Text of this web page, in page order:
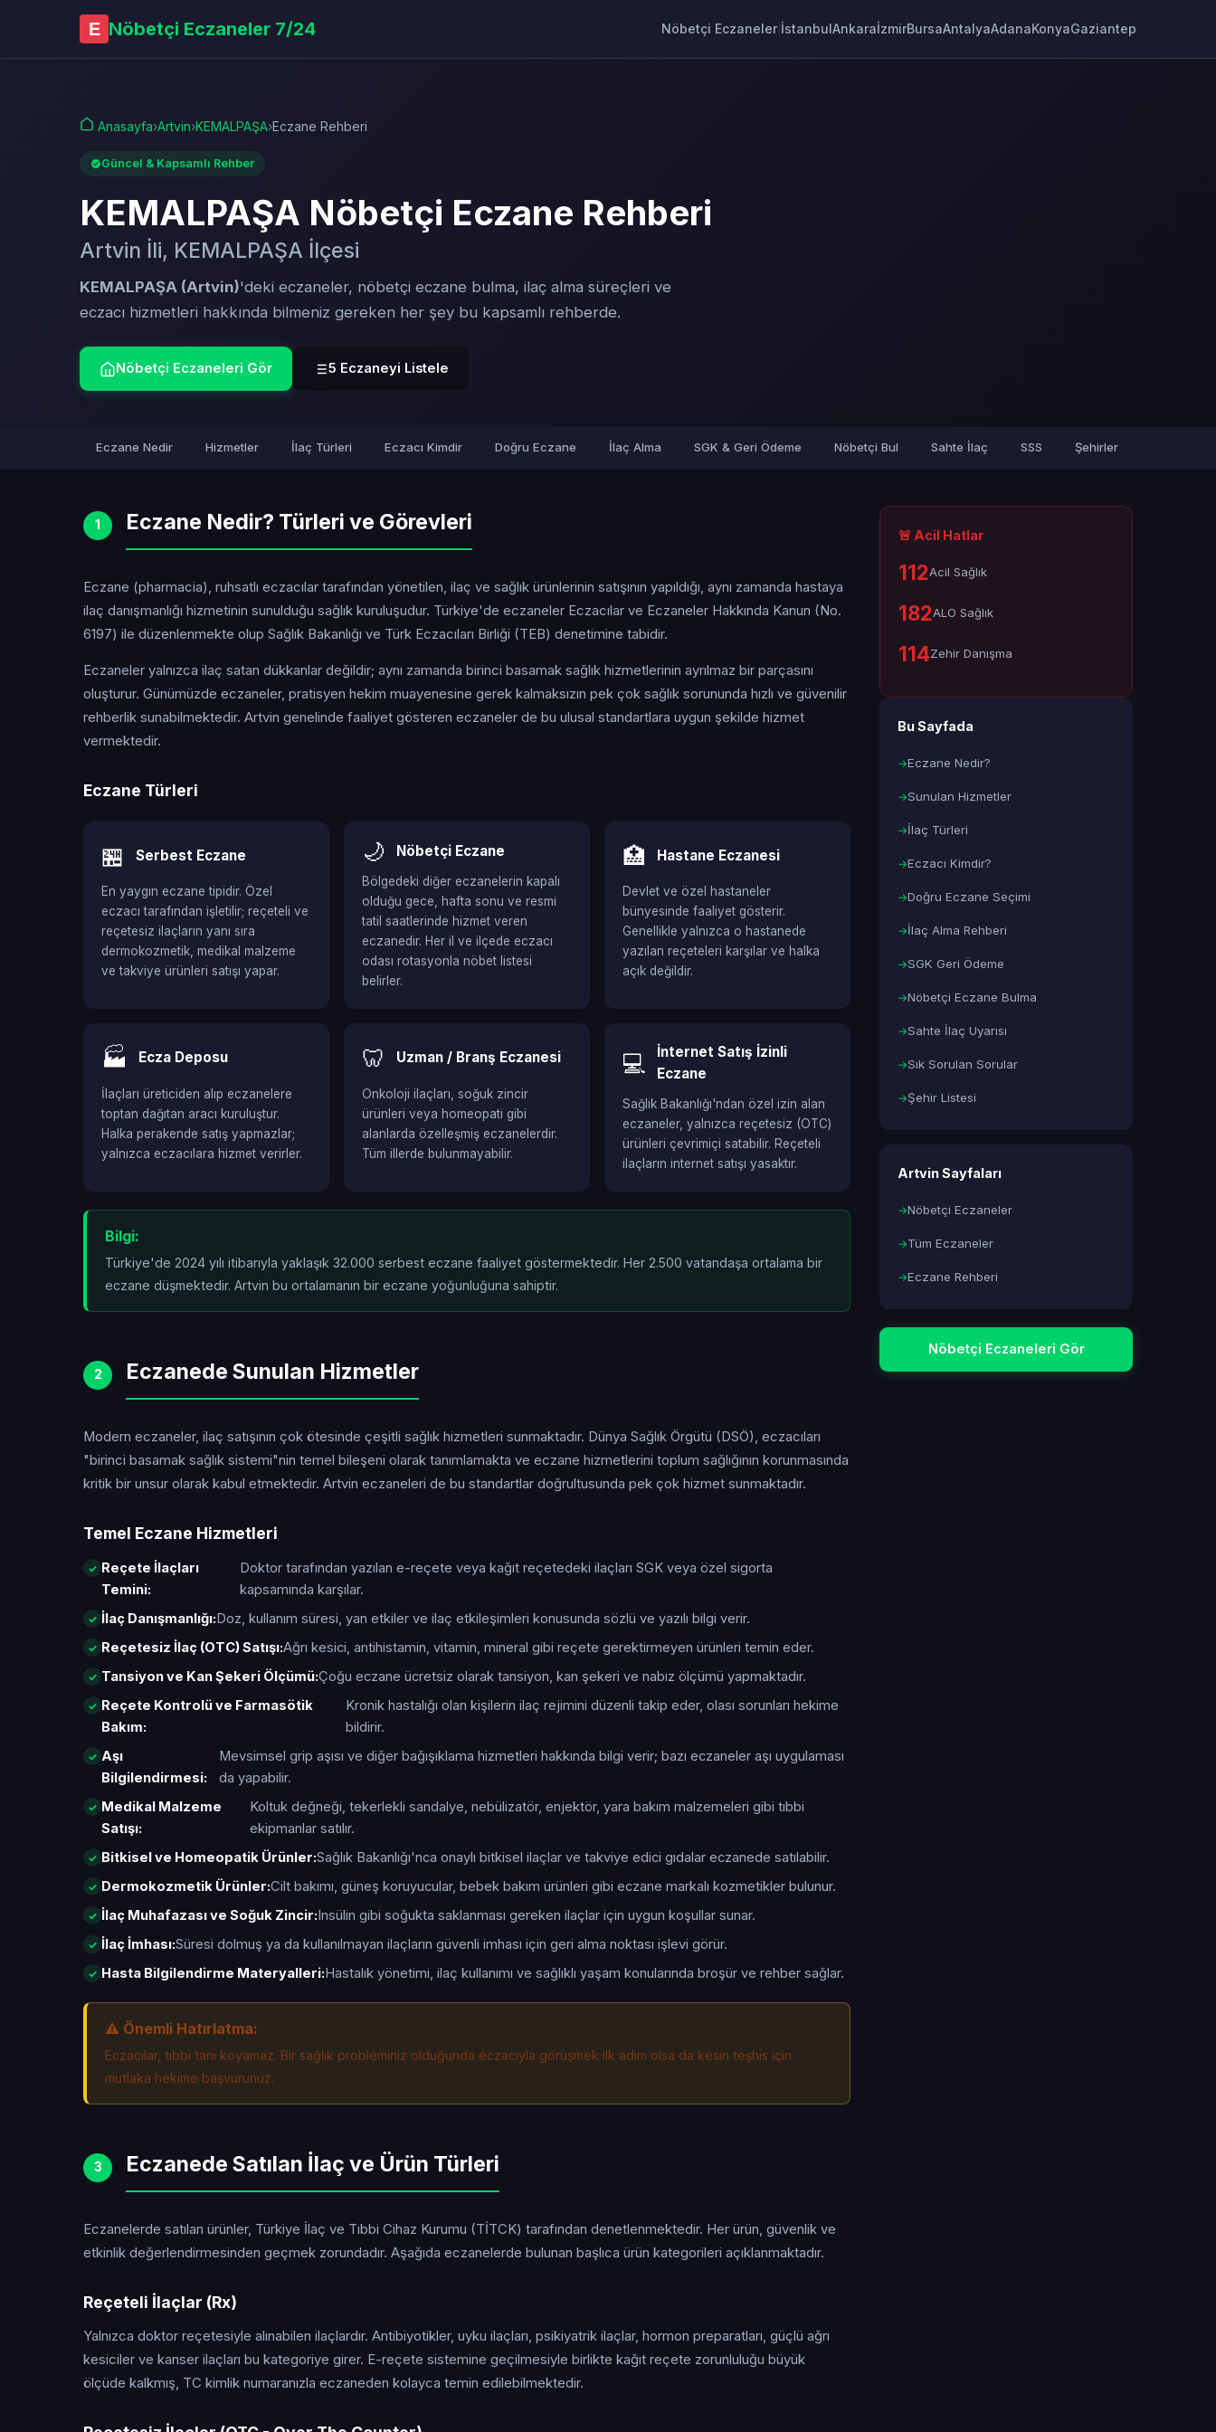
E Nöbetçi Eczaneler 7/24 Nöbetçi Eczaneler İstanbulAnkaraİzmirBursaAntalyaAdanaKonyaGaziantep
Anasayfa›Artvin›KEMALPAŞA›Eczane Rehberi
Güncel & Kapsamlı Rehber
KEMALPAŞA Nöbetçi Eczane Rehberi
Artvin İli, KEMALPAŞA İlçesi
KEMALPAŞA (Artvin)'deki eczaneler, nöbetçi eczane bulma, ilaç alma süreçleri ve
eczacı hizmetleri hakkında bilmeniz gereken her şey bu kapsamlı rehberde.
Nöbetçi Eczaneleri Gör 5 Eczaneyi Listele
Eczane Nedir Hizmetler İlaç Türleri Eczacı Kimdir Doğru Eczane İlaç Alma SGK & Geri Ödeme Nöbetçi Bul Sahte İlaç SSS Şehirler
1 Eczane Nedir? Türleri ve Görevleri
Eczane (pharmacia), ruhsatlı eczacılar tarafından yönetilen, ilaç ve sağlık ürünlerinin satışının yapıldığı, aynı zamanda hastaya
ilaç danışmanlığı hizmetinin sunulduğu sağlık kuruluşudur. Türkiye'de eczaneler Eczacılar ve Eczaneler Hakkında Kanun (No.
6197) ile düzenlenmekte olup Sağlık Bakanlığı ve Türk Eczacıları Birliği (TEB) denetimine tabidir.
Eczaneler yalnızca ilaç satan dükkanlar değildir; aynı zamanda birinci basamak sağlık hizmetlerinin ayrılmaz bir parçasını
oluşturur. Günümüzde eczaneler, pratisyen hekim muayenesine gerek kalmaksızın pek çok sağlık sorununda hızlı ve güvenilir
rehberlik sunabilmektedir. Artvin genelinde faaliyet gösteren eczaneler de bu ulusal standartlara uygun şekilde hizmet
vermektedir.
Eczane Türleri
🏪 Serbest Eczane
En yaygın eczane tipidir. Özel
eczacı tarafından işletilir; reçeteli ve
reçetesiz ilaçların yanı sıra
dermokozmetik, medikal malzeme
ve takviye ürünleri satışı yapar.
🌙 Nöbetçi Eczane
Bölgedeki diğer eczanelerin kapalı
olduğu gece, hafta sonu ve resmi
tatil saatlerinde hizmet veren
eczanedir. Her il ve ilçede eczacı
odası rotasyonla nöbet listesi
belirler.
🏥 Hastane Eczanesi
Devlet ve özel hastaneler
bünyesinde faaliyet gösterir.
Genellikle yalnızca o hastanede
yazılan reçeteleri karşılar ve halka
açık değildir.
🏭 Ecza Deposu
İlaçları üreticiden alıp eczanelere
toptan dağıtan aracı kuruluştur.
Halka perakende satış yapmazlar;
yalnızca eczacılara hizmet verirler.
🦷 Uzman / Branş Eczanesi
Onkoloji ilaçları, soğuk zincir
ürünleri veya homeopati gibi
alanlarda özelleşmiş eczanelerdir.
Tüm illerde bulunmayabilir.
💻
İnternet Satış İzinli
Eczane
Sağlık Bakanlığı'ndan özel izin alan
eczaneler, yalnızca reçetesiz (OTC)
ürünleri çevrimiçi satabilir. Reçeteli
ilaçların internet satışı yasaktır.
Bilgi:
Türkiye'de 2024 yılı itibarıyla yaklaşık 32.000 serbest eczane faaliyet göstermektedir. Her 2.500 vatandaşa ortalama bir
eczane düşmektedir. Artvin bu ortalamanın bir eczane yoğunluğuna sahiptir.
2 Eczanede Sunulan Hizmetler
Modern eczaneler, ilaç satışının çok ötesinde çeşitli sağlık hizmetleri sunmaktadır. Dünya Sağlık Örgütü (DSÖ), eczacıları
"birinci basamak sağlık sistemi"nin temel bileşeni olarak tanımlamakta ve eczane hizmetlerini toplum sağlığının korunmasında
kritik bir unsur olarak kabul etmektedir. Artvin eczaneleri de bu standartlar doğrultusunda pek çok hizmet sunmaktadır.
Temel Eczane Hizmetleri
Reçete İlaçları
Temini:
Doktor tarafından yazılan e-reçete veya kağıt reçetedeki ilaçları SGK veya özel sigorta
kapsamında karşılar.
İlaç Danışmanlığı:Doz, kullanım süresi, yan etkiler ve ilaç etkileşimleri konusunda sözlü ve yazılı bilgi verir.
Reçetesiz İlaç (OTC) Satışı:Ağrı kesici, antihistamin, vitamin, mineral gibi reçete gerektirmeyen ürünleri temin eder.
Tansiyon ve Kan Şekeri Ölçümü:Çoğu eczane ücretsiz olarak tansiyon, kan şekeri ve nabız ölçümü yapmaktadır.
Reçete Kontrolü ve Farmasötik
Bakım:
Kronik hastalığı olan kişilerin ilaç rejimini düzenli takip eder, olası sorunları hekime
bildirir.
Aşı
Bilgilendirmesi:
Mevsimsel grip aşısı ve diğer bağışıklama hizmetleri hakkında bilgi verir; bazı eczaneler aşı uygulaması
da yapabilir.
Medikal Malzeme
Satışı:
Koltuk değneği, tekerlekli sandalye, nebülizatör, enjektör, yara bakım malzemeleri gibi tıbbi
ekipmanlar satılır.
Bitkisel ve Homeopatik Ürünler:Sağlık Bakanlığı'nca onaylı bitkisel ilaçlar ve takviye edici gıdalar eczanede satılabilir.
Dermokozmetik Ürünler:Cilt bakımı, güneş koruyucular, bebek bakım ürünleri gibi eczane markalı kozmetikler bulunur.
İlaç Muhafazası ve Soğuk Zincir:Insülin gibi soğukta saklanması gereken ilaçlar için uygun koşullar sunar.
İlaç İmhası:Süresi dolmuş ya da kullanılmayan ilaçların güvenli imhası için geri alma noktası işlevi görür.
Hasta Bilgilendirme Materyalleri:Hastalık yönetimi, ilaç kullanımı ve sağlıklı yaşam konularında broşür ve rehber sağlar.
⚠️ Önemli Hatırlatma:
Eczacılar, tıbbi tanı koyamaz. Bir sağlık probleminiz olduğunda eczacıyla görüşmek ilk adım olsa da kesin teşhis için
mutlaka hekime başvurunuz.
3 Eczanede Satılan İlaç ve Ürün Türleri
Eczanelerde satılan ürünler, Türkiye İlaç ve Tıbbi Cihaz Kurumu (TİTCK) tarafından denetlenmektedir. Her ürün, güvenlik ve
etkinlik değerlendirmesinden geçmek zorundadır. Aşağıda eczanelerde bulunan başlıca ürün kategorileri açıklanmaktadır.
Reçeteli İlaçlar (Rx)
Yalnızca doktor reçetesiyle alınabilen ilaçlardır. Antibiyotikler, uyku ilaçları, psikiyatrik ilaçlar, hormon preparatları, güçlü ağrı
kesiciler ve kanser ilaçları bu kategoriye girer. E-reçete sistemine geçilmesiyle birlikte kağıt reçete zorunluluğu büyük
ölçüde kalkmış, TC kimlik numaranızla eczaneden kolayca temin edilebilmektedir.
🚨 Acil Hatlar
112Acil Sağlık
182ALO Sağlık
114Zehir Danışma
Bu Sayfada
Eczane Nedir?
Sunulan Hizmetler
İlaç Türleri
Eczacı Kimdir?
Doğru Eczane Seçimi
İlaç Alma Rehberi
SGK Geri Ödeme
Nöbetçi Eczane Bulma
Sahte İlaç Uyarısı
Sık Sorulan Sorular
Şehir Listesi
Artvin Sayfaları
Nöbetçi Eczaneler
Tüm Eczaneler
Eczane Rehberi
Nöbetçi Eczaneleri Gör